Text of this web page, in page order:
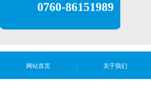
0760-86151989
网站首页 关于我们